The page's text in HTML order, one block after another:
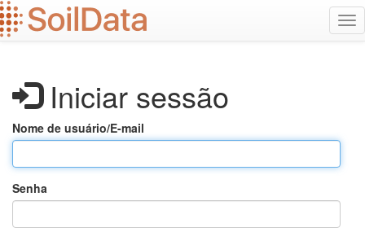
Ir
para
o
Iniciar sessão
Nome de usuário/E-mail
Senha